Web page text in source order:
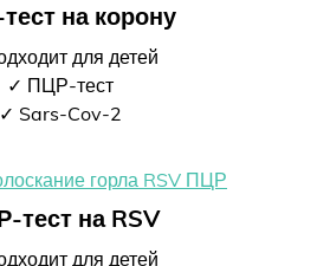
на корону
для детей
✓ ПЦР-тест
✓ Sars-Cov-2
тест на RSV
для детей